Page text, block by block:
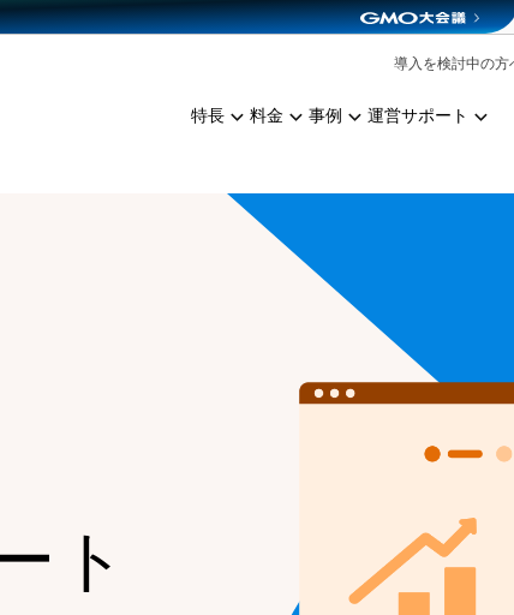
特長 料金 事例 運営サポート
導入を検討中の方
雑貨販売
料金シミュレーション
コミュニティイベントCarty
YouTubeチャンネル
ト